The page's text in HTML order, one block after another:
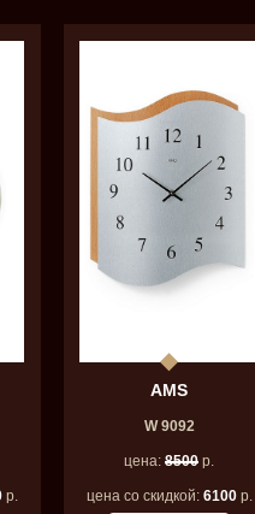
р.
AMS
W 9092
цена: 8500 р.
цена со скидкой: 6100р.